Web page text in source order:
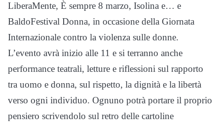
LiberaMente, È sempre 8 marzo, Isolina e… e
BaldoFestival Donna, in occasione della Giornata
Internazionale contro la violenza sulle donne.
L’evento avrà inizio alle 11 e si terranno anche
performance teatrali, letture e riflessioni sul rapporto
tra uomo e donna, sul rispetto, la dignità e la libertà
verso ogni individuo. Ognuno potrà portare il proprio
pensiero scrivendolo sul retro delle cartoline